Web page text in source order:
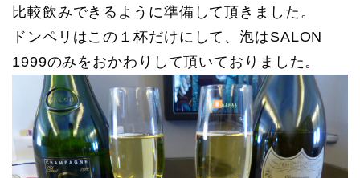
比較飲みできるように準備して頂きました。
ドンペリはこの１杯だけにして、泡はSALON
1999のみをおかわりして頂いておりました。